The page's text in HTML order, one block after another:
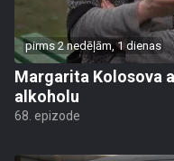
pirms 2 nedēļām, 1 dienas
Margarita Kolosova
alkoholu
68. epizode